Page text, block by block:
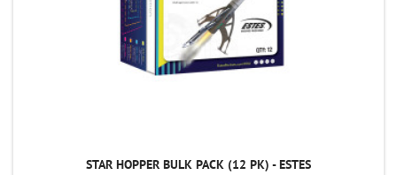
STAR HOPPER BULK PACK (12 PK) - ESTES